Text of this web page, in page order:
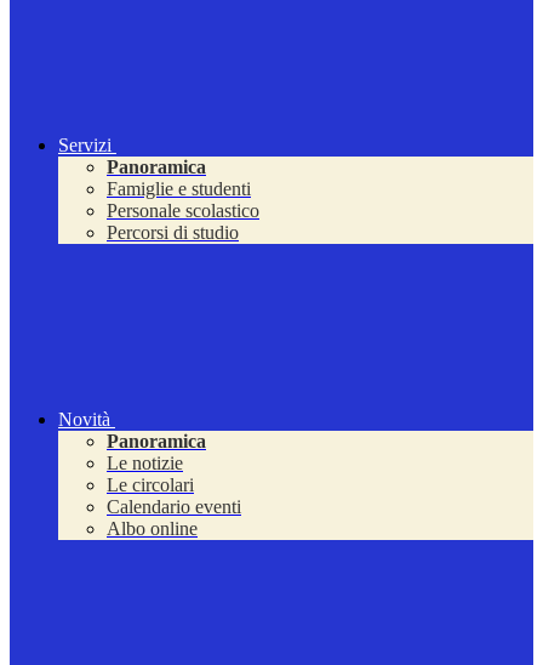
Servizi
Panoramica
Famiglie e studenti
Personale scolastico
Percorsi di studio
Novità
Panoramica
Le notizie
Le circolari
Calendario eventi
Albo online